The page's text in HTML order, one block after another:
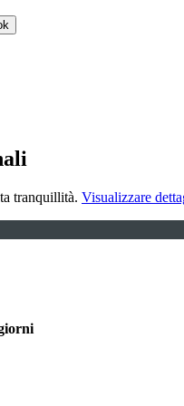
tranquillità. Visualizzare